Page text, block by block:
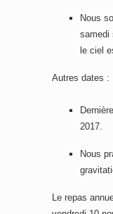
Nous
samedi
le ciel
Autres dates :
2017.
Nous
Le repas